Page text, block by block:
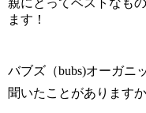
ます！
バブズ（bubs)オーガニ
聞いたことがあります